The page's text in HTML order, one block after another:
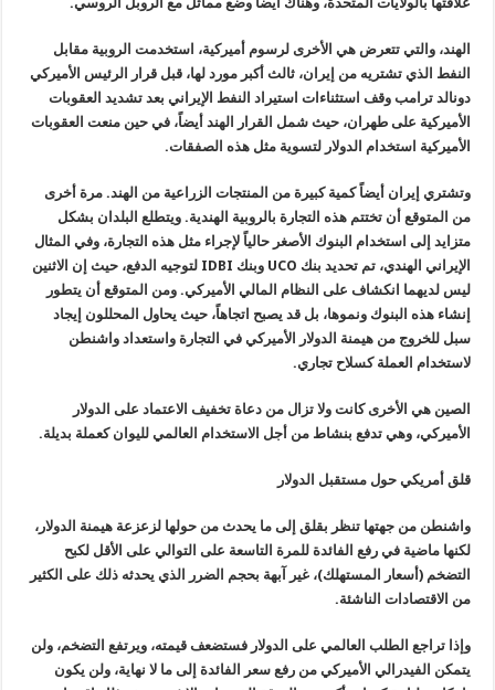
الهند، والتي تتعرض هي الأخرى لرسوم أميركية، استخدمت الروبية مقابل
النفط الذي تشتريه من إيران، ثالث أكبر مورد لها، قبل قرار الرئيس الأميركي
دونالد ترامب وقف استثناءات استيراد النفط الإيراني بعد تشديد العقوبات
الأميركية على طهران، حيث شمل القرار الهند أيضاً، في حين منعت العقوبات
الأميركية استخدام الدولار لتسوية مثل هذه الصفقات.
وتشتري إيران أيضاً كمية كبيرة من المنتجات الزراعية من الهند. مرة أخرى
من المتوقع أن تختتم هذه التجارة بالروبية الهندية. ويتطلع البلدان بشكل
متزايد إلى استخدام البنوك الأصغر حالياً لإجراء مثل هذه التجارة، وفي المثال
الإيراني الهندي، تم تحديد بنك UCOوبنك IDBIلتوجيه الدفع، حيث إن الاثنين
ليس لديهما انكشاف على النظام المالي الأميركي. ومن المتوقع أن يتطور
إنشاء هذه البنوك ونموها، بل قد يصبح اتجاهاً، حيث يحاول المحللون إيجاد
سبل للخروج من هيمنة الدولار الأميركي في التجارة واستعداد واشنطن
لاستخدام العملة كسلاح تجاري.
الصين هي الأخرى كانت ولا تزال من دعاة تخفيف الاعتماد على الدولار
الأميركي، وهي تدفع بنشاط من أجل الاستخدام العالمي لليوان كعملة بديلة.
قلق أمريكي حول مستقبل الدولار
واشنطن من جهتها تنظر بقلق إلى ما يحدث من حولها لزعزعة هيمنة الدولار،
لكنها ماضية في رفع الفائدة للمرة التاسعة على التوالي على الأقل لكبح
التضخم (أسعار المستهلك)، غير آبهة بحجم الضرر الذي يحدثه ذلك على الكثير
من الاقتصادات الناشئة.
وإذا تراجع الطلب العالمي على الدولار فستضعف قيمته، ويرتفع التضخم، ولن
يتمكن الفيدرالي الأميركي من رفع سعر الفائدة إلى ما لا نهاية، ولن يكون